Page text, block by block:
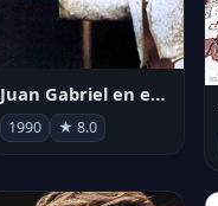
Juan Gabriel en el Palacio de Bellas Artes
1990 ★ 8.0